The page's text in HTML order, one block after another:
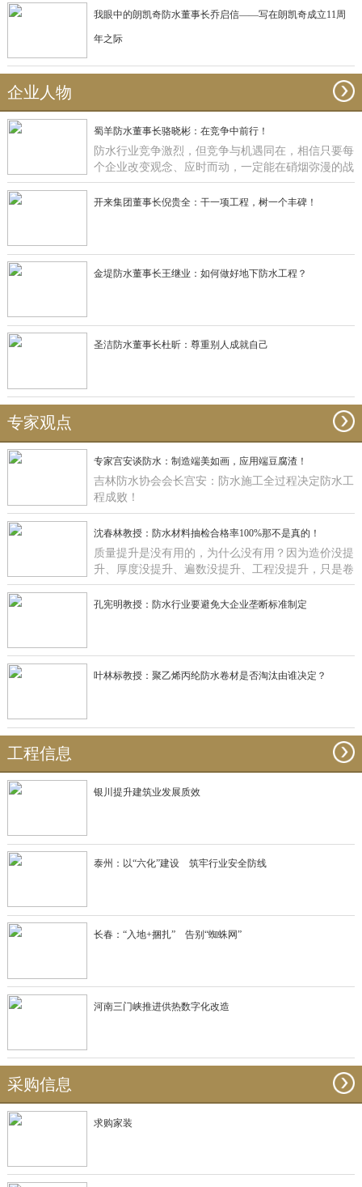
我眼中的朗凯奇防水董事长乔启信——写在朗凯奇成立11周
年之际
企业人物
蜀羊防水董事长骆晓彬：在竞争中前行！
防水行业竞争激烈，但竞争与机遇同在，相信只要每
个企业改变观念、应时而动，一定能在硝烟弥漫的战
场获得一席之地，正如蜀羊防水：一直在竞争中前
行！
开来集团董事长倪贵全：干一项工程，树一个丰碑！
金堤防水董事长王继业：如何做好地下防水工程？
圣洁防水董事长杜昕：尊重别人成就自己
专家观点
专家宫安谈防水：制造端美如画，应用端豆腐渣！
吉林防水协会会长宫安：防水施工全过程决定防水工
程成败！
沈春林教授：防水材料抽检合格率100%那不是真的！
质量提升是没有用的，为什么没有用？因为造价没提
升、厚度没提升、遍数没提升、工程没提升，只是卷
材在那里提升有什么用啊？
孔宪明教授：防水行业要避免大企业垄断标准制定
叶林标教授：聚乙烯丙纶防水卷材是否淘汰由谁决定？
工程信息
银川提升建筑业发展质效
泰州：以“六化”建设 筑牢行业安全防线
长春：“入地+捆扎” 告别“蜘蛛网”
河南三门峡推进供热数字化改造
采购信息
求购家装